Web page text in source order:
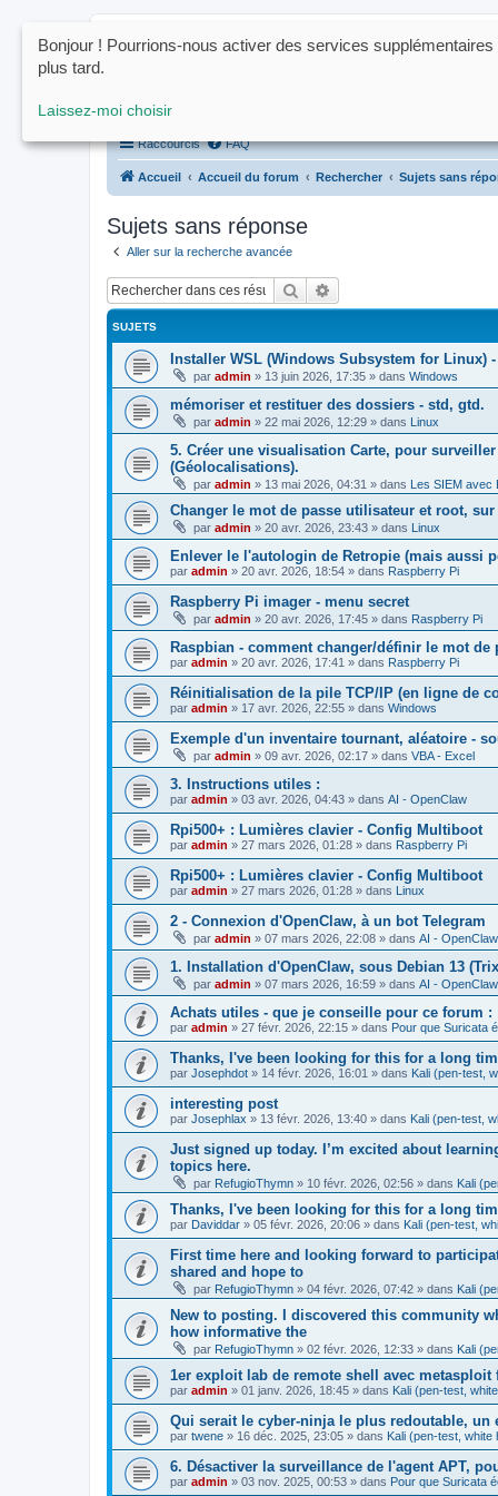
Raccourcis FAQ
Accueil Accueil du forum Rechercher Sujets sans
Sujets sans réponse
Aller sur la recherche avancée
Rechercher
SUJETS
Installer WSL (Windows Subsystem for Linux)
par admin » 13 juin 2026, 17:35 » dans Windows
mémoriser et restituer des dossiers - std, gtd.
par admin » 22 mai 2026, 12:29 » dans Linux
5. Créer une visualisation Carte, pour
(Géolocalisations).
par admin » 13 mai 2026, 04:31 » dans Les SIEM avec
Changer le mot de passe utilisateur et root,
par admin » 20 avr. 2026, 23:43 » dans Linux
Enlever le l'autologin de Retropie (mais aussi
par admin » 20 avr. 2026, 18:54 » dans Raspberry Pi
Raspberry Pi imager - menu secret
par admin » 20 avr. 2026, 17:45 » dans Raspberry Pi
Raspbian - comment changer/définir le mot de
par admin » 20 avr. 2026, 17:41 » dans Raspberry Pi
Réinitialisation de la pile TCP/IP (en ligne de
par admin » 17 avr. 2026, 22:55 » dans Windows
Exemple d'un inventaire tournant, aléatoire -
par admin » 09 avr. 2026, 02:17 » dans VBA - Excel
3. Instructions utiles :
par admin » 03 avr. 2026, 04:43 » dans AI - OpenClaw
Rpi500+ : Lumières clavier - Config Multiboot
par admin » 27 mars 2026, 01:28 » dans Raspberry Pi
Rpi500+ : Lumières clavier - Config Multiboot
par admin » 27 mars 2026, 01:28 » dans Linux
2 - Connexion d'OpenClaw, à un bot Telegram
par admin » 07 mars 2026, 22:08 » dans AI - OpenClaw
1. Installation d'OpenClaw, sous Debian 13
par admin » 07 mars 2026, 16:59 » dans AI - OpenClaw
Achats utiles - que je conseille pour ce forum :
par admin » 27 févr. 2026, 22:15 » dans Pour que Suricata
Thanks, I've been looking for this for a long
par Josephdot » 14 févr. 2026, 16:01 » dans Kali (pen-test,
interesting post
par Josephlax » 13 févr. 2026, 13:40 » dans Kali (pen-test,
Just signed up today. I’m excited about
topics here.
par RefugioThymn » 10 févr. 2026, 02:56 » dans Kali
Thanks, I've been looking for this for a long
par Daviddar » 05 févr. 2026, 20:06 » dans Kali (pen-test,
First time here and looking forward to
shared and hope to
par RefugioThymn » 04 févr. 2026, 07:42 » dans Kali
New to posting. I discovered this community
how informative the
par RefugioThymn » 02 févr. 2026, 12:33 » dans Kali
1er exploit lab de remote shell avec metasploit
par admin » 01 janv. 2026, 18:45 » dans Kali (pen-test,
Qui serait le cyber-ninja le plus redoutable,
par twene » 16 déc. 2025, 23:05 » dans Kali (pen-test, white
6. Désactiver la surveillance de l'agent APT,
par admin » 03 nov. 2025, 00:53 » dans Pour que Suricata
Bonjour ! Pourrions-nous activer des services supplémentaires
plus tard.
Laissez-moi choisir